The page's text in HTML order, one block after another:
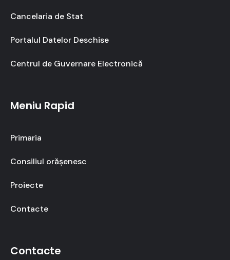
Cancelaria de Stat
Portalul Datelor Deschise
Centrul de Guvernare Electronică
Meniu Rapid
Primaria
Consiliul orășenesc
Proiecte
Contacte
Contacte